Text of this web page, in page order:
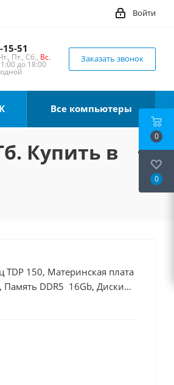
Войти
51
Пт., Сб., Вс.
до 18:00
Заказать звонок
Все компьютеры
Купить в
TDP 150, Материнская плата
Память DDR5 16Gb, Диски
0
0